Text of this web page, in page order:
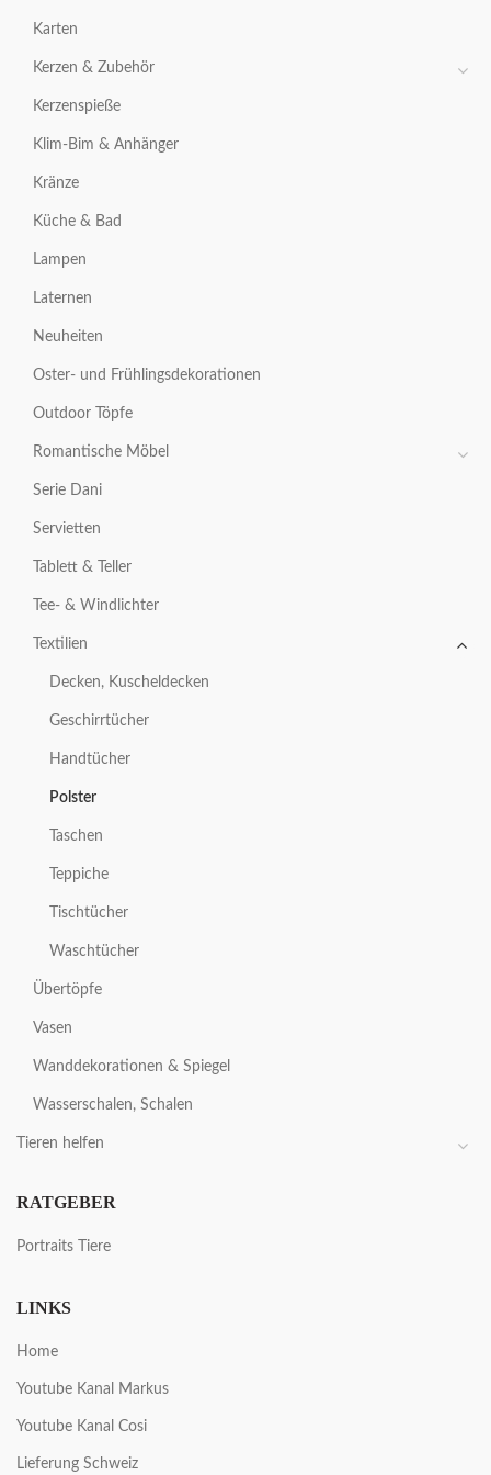
Karten
Kerzen & Zubehör
Kerzenspieße
Klim-Bim & Anhänger
Kränze
Küche & Bad
Lampen
Laternen
Neuheiten
Oster- und Frühlingsdekorationen
Outdoor Töpfe
Romantische Möbel
Serie Dani
Servietten
Tablett & Teller
Tee- & Windlichter
Textilien
Decken, Kuscheldecken
Geschirrtücher
Handtücher
Polster
Taschen
Teppiche
Tischtücher
Waschtücher
Übertöpfe
Vasen
Wanddekorationen & Spiegel
Wasserschalen, Schalen
Tieren helfen
RATGEBER
Portraits Tiere
LINKS
Home
Youtube Kanal Markus
Youtube Kanal Cosi
Lieferung Schweiz